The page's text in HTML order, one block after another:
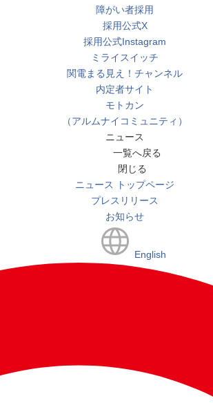
障がい者採用
採用公式X
採用公式Instagram
ミライスイッチ
関電まる見え！チャンネル
内定者サイト
モトカン
（アルムナイコミュニティ）
ニュース
一覧へ戻る
閉じる
ニュース トップページ
プレスリリース
お知らせ
English